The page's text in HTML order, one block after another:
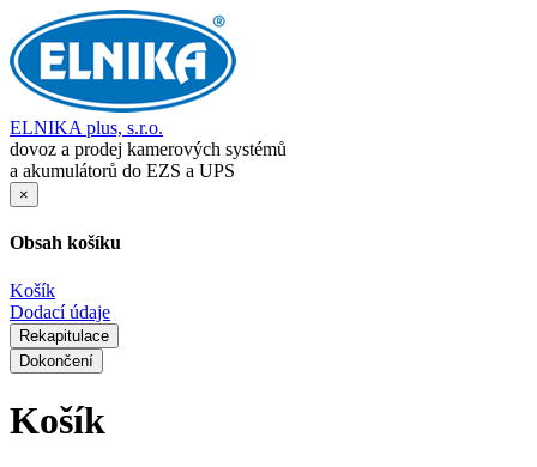
ELNIKA plus, s.r.o.
dovoz a prodej kamerových systémů
a akumulátorů do EZS a UPS
×
Obsah košíku
Košík
Dodací údaje
Rekapitulace
Dokončení
Košík